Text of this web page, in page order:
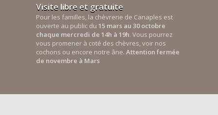
Visite libre et gratuite
Pour les familles, la chèvrerie de Canaples est
ouverte au public du 15 mars au 30 octobre
chaque mercredi de 14h à 19h. Vous pourrez
vous promener à coté des chèvres, voir nos
cochons ou encore notre âne. Attention fermée
de novembre à Mars